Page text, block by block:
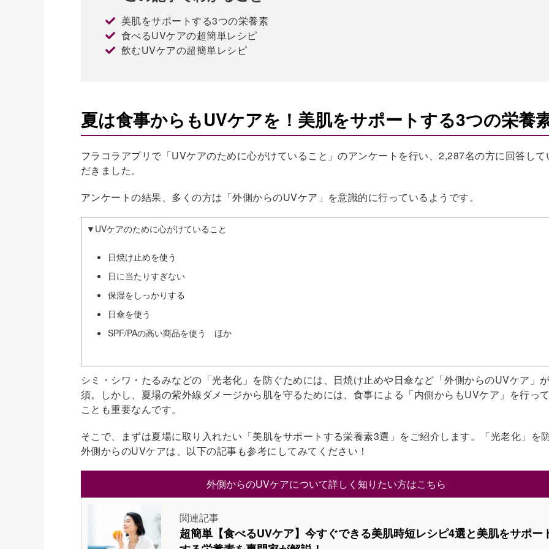
美肌をサポートする3つの栄養素
食べるUVケアの超簡単レシピ
飲むUVケアの超簡単レシピ
夏は食事からもUVケアを！美肌をサポートする3つの栄養
フラコラアプリで「UVケアのために心がけていること」のアンケートを行い、2,287名の方に回答して
だきました。
アンケートの結果、多くの方は「外側からのUVケア」を意識的に行っているようです。
▼UVケアのために心がけていること
日焼け止めを使う
日に当たりすぎない
保湿をしっかりする
日傘を使う
SPF/PAの高い商品を使う ほか
シミ・シワ・たるみなどの「光老化」を防ぐためには、日焼け止めや日傘など「外側からのUVケア」
須。しかし、夏場の紫外線ダメージから肌を守るためには、食事による「内側からもUVケア」を行っ
ことも重要なんです。
そこで、まずは夏場に取り入れたい「美肌をサポートする栄養素3選」をご紹介します。「光老化」を
外側からのUVケアは、以下の記事も参考にしてみてください！
外側からのUVケアについて詳しく知りたい方はこちら
関連記事
超簡単【食べるUVケア】今すぐできる美肌時短レシピ4選と美肌をサポー